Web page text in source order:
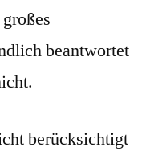
beantwortet
berücksichtigt